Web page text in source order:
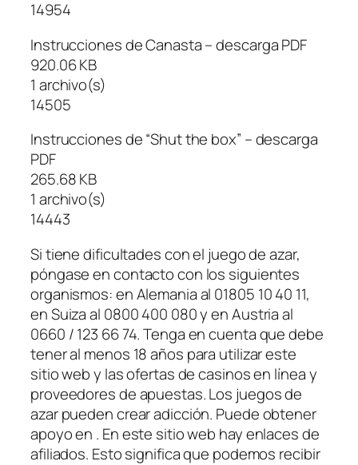
14954
Instrucciones de Canasta – descarga PDF
920.06 KB
1 archivo(s)
14505
Instrucciones de “Shut the box” – descarga
PDF
265.68 KB
1 archivo(s)
14443
Si tiene dificultades con el juego de azar,
póngase en contacto con los siguientes
organismos: en Alemania al 01805 10 40 11,
en Suiza al 0800 400 080 y en Austria al
0660 / 123 66 74. Tenga en cuenta que debe
tener al menos 18 años para utilizar este
sitio web y las ofertas de casinos en línea y
proveedores de apuestas. Los juegos de
azar pueden crear adicción. Puede obtener
apoyo en . En este sitio web hay enlaces de
afiliados. Esto significa que podemos recibir